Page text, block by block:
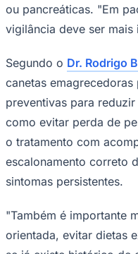
ou pancreáticas. "Em
vigilância deve ser mais
Segundo o Dr. Rodrigo
canetas
preventivas para
como evitar perda de
o tratamento com
escalonamento correto
sintomas persistentes.
"Também é importante
orientada, evitar dietas